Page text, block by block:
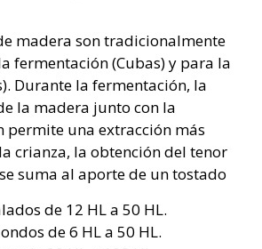
madera son tradicionalmente
fermentación (Cubas) y para la
Durante la fermentación, la
la madera junto con la
permite una extracción más
crianza, la obtención del tenor
suma al aporte de un tostado
de 12 HL a 50 HL.
de 6 HL a 50 HL.